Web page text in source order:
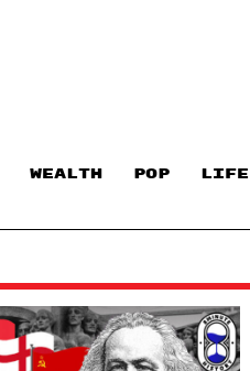
WEALTH POP LIFE